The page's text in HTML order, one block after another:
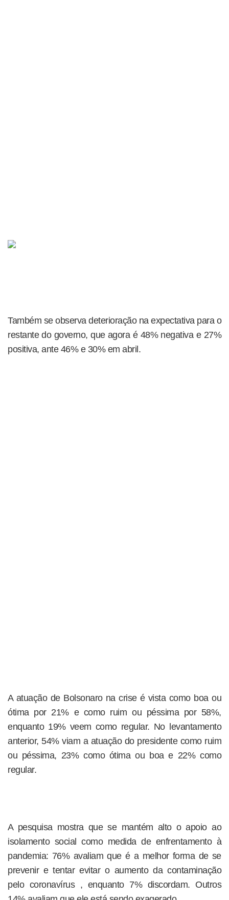
Também se observa deterioração na expectativa para o
restante do governo, que agora é 48% negativa e 27%
positiva, ante 46% e 30% em abril.
A atuação de Bolsonaro na crise é vista como boa ou
ótima por 21% e como ruim ou péssima por 58%,
enquanto 19% veem como regular. No levantamento
anterior, 54% viam a atuação do presidente como ruim
ou péssima, 23% como ótima ou boa e 22% como
regular.
A pesquisa mostra que se mantém alto o apoio ao
isolamento social como medida de enfrentamento à
pandemia: 76% avaliam que é a melhor forma de se
prevenir e tentar evitar o aumento da contaminação
pelo coronavírus , enquanto 7% discordam. Outros